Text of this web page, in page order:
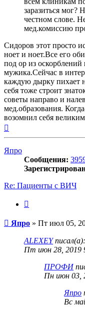
заразиться мог?
честном слове.
мед.комиссию
Сидоров этот просто
ноет и ноет.Все его
под ор из
мужика.Сейчас в
каждую дырку пихает
себя тоже строит
советы направо и
мед.образования.
возомнил себя
Япро
Сообщения:
Re: Пациенты с ВИЧ
Сообщение
Япро » Пт июл 05,
ALEXEYписал(а):
Пт июн 28, 2019
ПРОФИ
Пн июн 03,
Япро
Вс